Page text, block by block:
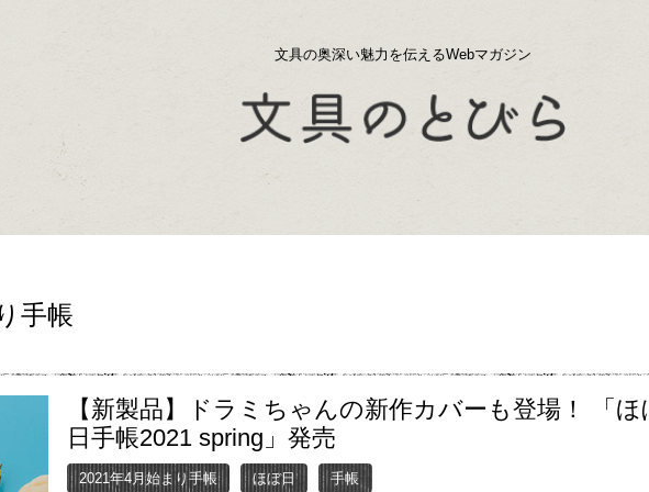
文具の奥深い魅力を伝えるWebマガジン
手帳
【新製品】ドラミちゃんの新作カバーも登場！ 「ほ
日手帳2021 spring」発売
2021年4月始まり手帳 ほぼ日 手帳